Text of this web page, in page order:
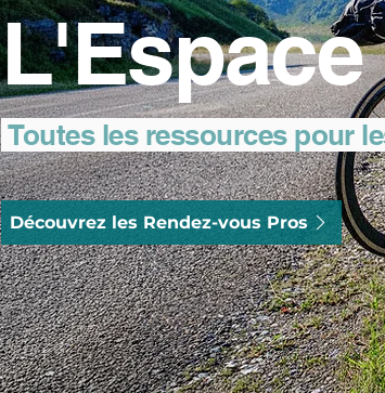
L'Espace
Toutes les ressources pour
Découvrez les Rendez-vous Pros